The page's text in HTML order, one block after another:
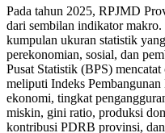
Pada tahun 2025, RPJMD
dari sembilan indikator
kumpulan ukuran statistik
perekonomian, sosial, dan
Pusat Statistik (BPS)
meliputi Indeks
ekonomi, tingkat
miskin, gini ratio, produksi
kontribusi PDRB provinsi,